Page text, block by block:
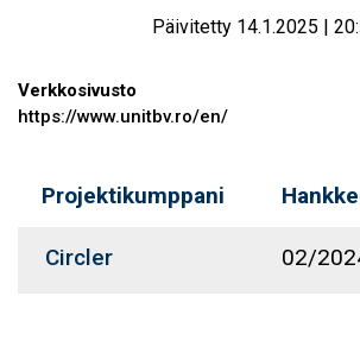
Päivitetty 14.1.2025 |
Verkkosivusto
https://www.unitbv.ro/en/
Projektikumppani
Circler 02/